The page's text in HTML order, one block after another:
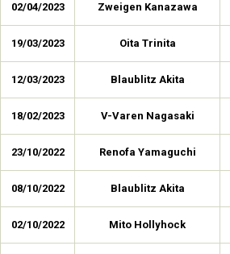
02/04/2023 Zweigen Kanazawa
19/03/2023 Oita Trinita
12/03/2023 Blaublitz Akita
18/02/2023 V-Varen Nagasaki
23/10/2022 Renofa Yamaguchi
08/10/2022 Blaublitz Akita
02/10/2022 Mito Hollyhock